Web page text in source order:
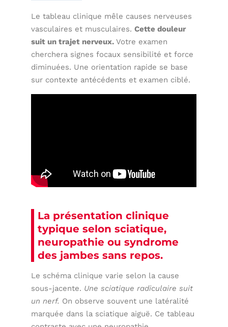
Le tableau clinique mêle causes nerveuses
vasculaires et musculaires.Cette douleur
suit un trajet nerveux. Votre examen
cherchera signes focaux sensibilité et force
diminuées. Une orientation rapide se base
sur contexte antécédents et examen ciblé.
La présentation clinique
typique selon sciatique,
neuropathie ou syndrome
des jambes sans repos.
Le schéma clinique varie selon la cause
sous-jacente. Une sciatique radiculaire suit
un nerf. On observe souvent une latéralité
marquée dans la sciatique aiguë. Ce tableau